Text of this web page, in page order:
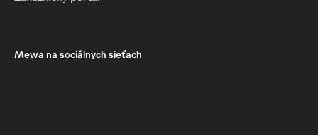
Mewa na sociálnych sieťach